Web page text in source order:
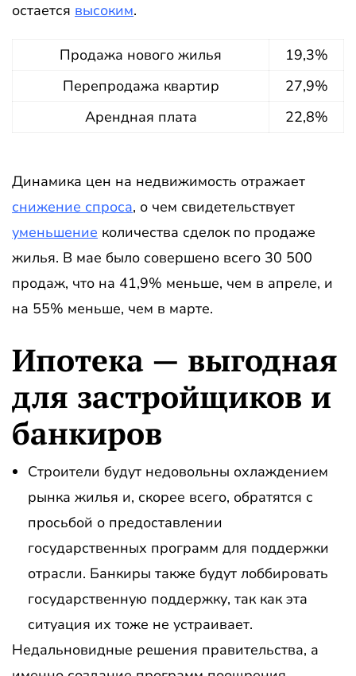
остается высоким.
Продажа нового жилья
19,3%
Перепродажа квартир
27,9%
Арендная плата
22,8%
Динамика цен на недвижимость отражает
снижение спроса, о чем свидетельствует
уменьшение количества сделок по продаже
жилья. В мае было совершено всего 30 500
продаж, что на 41,9% меньше, чем в апреле, и
на 55% меньше, чем в марте.
Ипотека — выгодная
для застройщиков и
банкиров
Строители будут недовольны охлаждением
рынка жилья и, скорее всего, обратятся с
просьбой о предоставлении
государственных программ для поддержки
отрасли. Банкиры также будут лоббировать
государственную поддержку, так как эта
ситуация их тоже не устраивает.
Недальновидные решения правительства, а